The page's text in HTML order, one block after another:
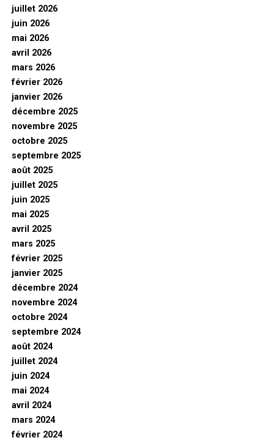
juillet 2026
juin 2026
mai 2026
avril 2026
mars 2026
février 2026
janvier 2026
décembre 2025
novembre 2025
octobre 2025
septembre 2025
août 2025
juillet 2025
juin 2025
mai 2025
avril 2025
mars 2025
février 2025
janvier 2025
décembre 2024
novembre 2024
octobre 2024
septembre 2024
août 2024
juillet 2024
juin 2024
mai 2024
avril 2024
mars 2024
février 2024